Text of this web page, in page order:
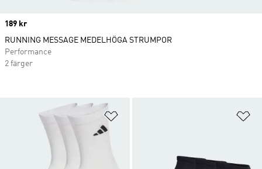
Price
189 kr
RUNNING MESSAGE MEDELHÖGA STRUMPOR
Performance
2 färger